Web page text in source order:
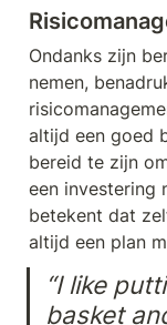
Ondanks zijn
nemen,
altijd een goed
bereid te zijn
een investering
betekent dat
altijd een plan
“I like
basket